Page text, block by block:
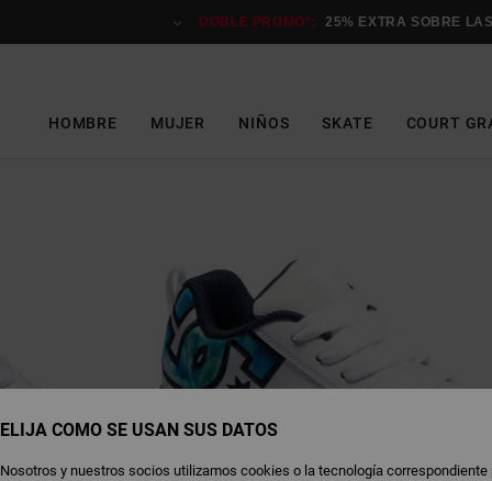
DOBLE PROMO*: 25% EXTRA SOBRE
HOMBRE MUJER NIÑOS SKATE COURT
ELIJA CÓMO SE USAN SUS DATOS
Nosotros y nuestros socios utilizamos cookies o la tecnología